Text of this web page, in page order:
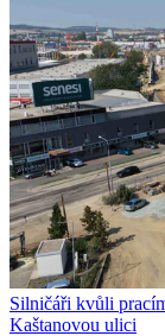
Silničáři kvůli
Kaštanovou ulici